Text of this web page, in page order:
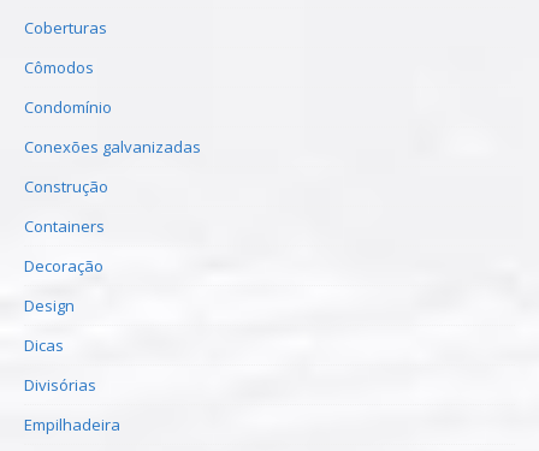
Coberturas
Cômodos
Condomínio
Conexões galvanizadas
Construção
Containers
Decoração
Design
Dicas
Divisórias
Empilhadeira